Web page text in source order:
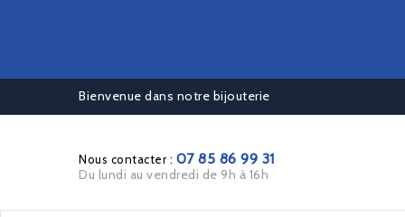
Bienvenue dans notre bijouterie
Nous contacter : 07 85 86 99 31
Du lundi au vendredi de 9h à 16h